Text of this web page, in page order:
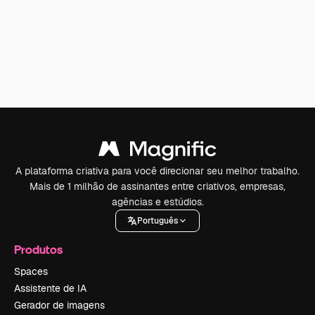
A plataforma criativa para você direcionar seu melhor trabalho.
Mais de 1 milhão de assinantes entre criativos, empresas,
agências e estúdios.
Português
Produtos
Spaces
Assistente de IA
Gerador de imagens